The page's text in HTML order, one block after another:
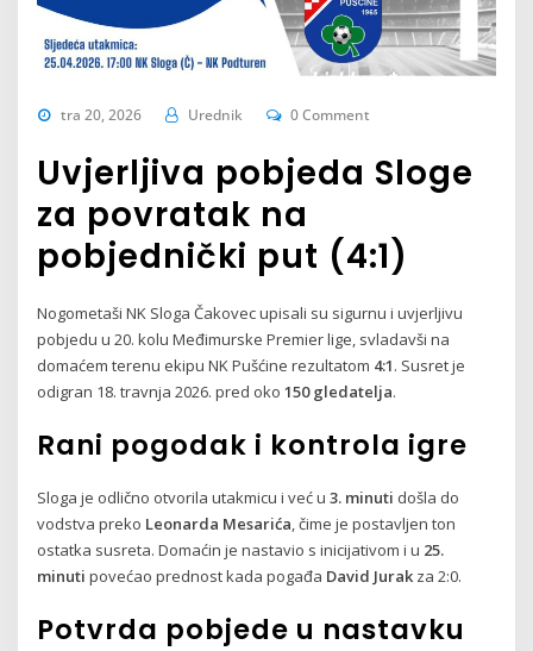
tra 20, 2026 Urednik 0 Comment
Uvjerljiva pobjeda Sloge
za povratak na
pobjednički put (4:1)
Nogometaši NK Sloga Čakovec upisali su sigurnu i uvjerljivu
pobjedu u 20. kolu Međimurske Premier lige, svladavši na
domaćem terenu ekipu NK Pušćine rezultatom 4:1. Susret je
odigran 18. travnja 2026. pred oko150 gledatelja.
Rani pogodak i kontrola igre
Sloga je odlično otvorila utakmicu i već u3. minuti došla do
vodstva preko Leonarda Mesarića, čime je postavljen ton
ostatka susreta. Domaćin je nastavio s inicijativom i u 25.
minuti povećao prednost kada pogađa David Jurak za 2:0.
Potvrda pobjede u nastavku